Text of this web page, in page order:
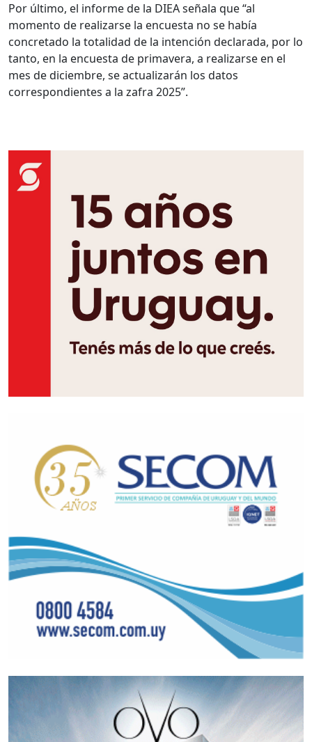
Por último, el informe de la DIEA señala que “al
momento de realizarse la encuesta no se había
concretado la totalidad de la intención declarada, por lo
tanto, en la encuesta de primavera, a realizarse en el
mes de diciembre, se actualizarán los datos
correspondientes a la zafra 2025”.